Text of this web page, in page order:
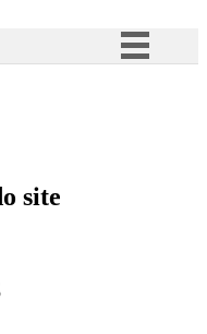
à informação
site